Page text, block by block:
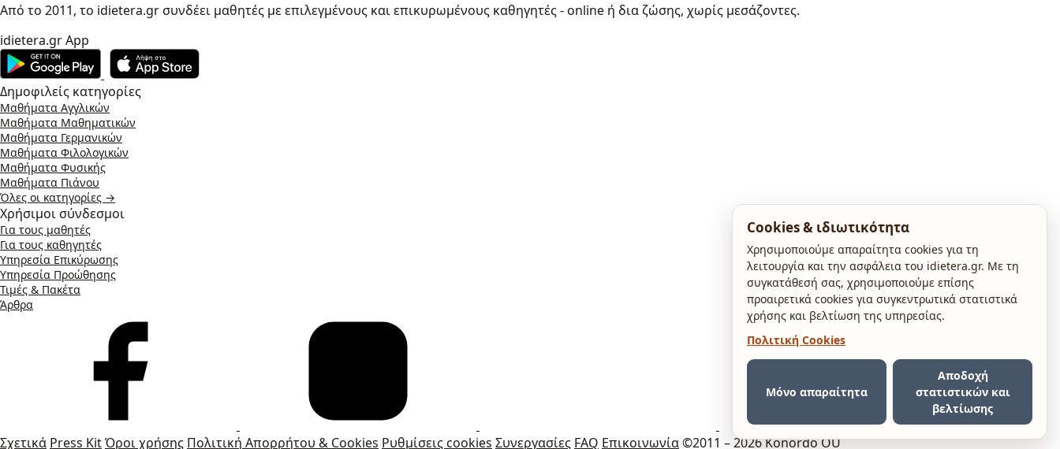
Από το 2011, το idietera.gr συνδέει μαθητές με επιλεγμένους και επικυρωμένους καθηγητές - online ή δια ζώσης, χωρίς μεσάζοντες.
idietera.gr App
Δημοφιλείς κατηγορίες
Μαθήματα Αγγλικών
Μαθήματα Μαθηματικών
Μαθήματα Γερμανικών
Μαθήματα Φιλολογικών
Μαθήματα Φυσικής
Μαθήματα Πιάνου
Όλες οι κατηγορίες →
Χρήσιμοι σύνδεσμοι
Για τους μαθητές
Για τους καθηγητές
Υπηρεσία Επικύρωσης
Υπηρεσία Προώθησης
Τιμές & Πακέτα
Άρθρα
Σχετικά Press KitΌροι χρήσης Πολιτική Απορρήτου & Cookies Ρυθμίσεις cookies Συνεργασίες FAQ Επικοινωνία©2011 – 2026 Konordo OÜ
Cookies & ιδιωτικότητα
Χρησιμοποιούμε απαραίτητα cookies για τη
λειτουργία και την ασφάλεια του idietera.gr. Με τη
συγκατάθεσή σας, χρησιμοποιούμε επίσης
προαιρετικά cookies για συγκεντρωτικά στατιστικά
χρήσης και βελτίωση της υπηρεσίας.
Πολιτική Cookies
Μόνο απαραίτητα
Αποδοχή
στατιστικών και
βελτίωσης